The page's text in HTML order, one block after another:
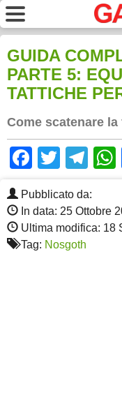
GUIDA
PARTE 5:
TATTICHE
Come scatenare
Pubblicato da:
In data: 25 Ottobre
Ultima modifica: 18
Tag: Nosgoth